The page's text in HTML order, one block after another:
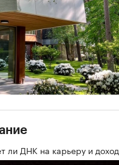
ли ДНК на карьеру и доход